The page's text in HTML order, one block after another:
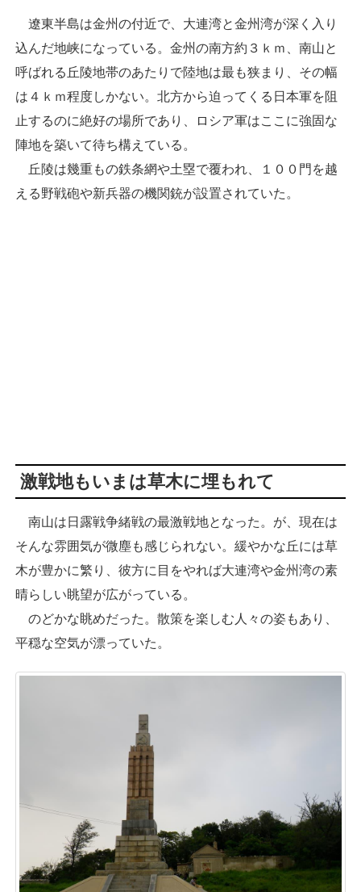
遼東半島は金州の付近で、大連湾と金州湾が深く入り
込んだ地峡になっている。金州の南方約３ｋｍ、南山と
呼ばれる丘陵地帯のあたりで陸地は最も狭まり、その幅
は４ｋｍ程度しかない。北方から迫ってくる日本軍を阻
止するのに絶好の場所であり、ロシア軍はここに強固な
陣地を築いて待ち構えている。
丘陵は幾重もの鉄条網や土塁で覆われ、１００門を越
える野戦砲や新兵器の機関銃が設置されていた。
激戦地もいまは草木に埋もれて
南山は日露戦争緒戦の最激戦地となった。が、現在は
そんな雰囲気が微塵も感じられない。緩やかな丘には草
木が豊かに繁り、彼方に目をやれば大連湾や金州湾の素
晴らしい眺望が広がっている。
のどかな眺めだった。散策を楽しむ人々の姿もあり、
平穏な空気が漂っていた。